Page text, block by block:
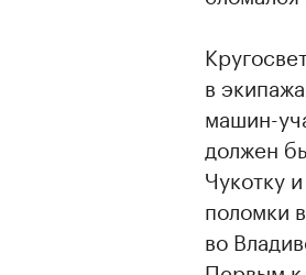
в
машин-
должен
Чукотку
поломки
во